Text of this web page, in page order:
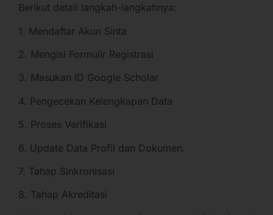
Berikut detail langkah-langkahnya:
1. Mendaftar Akun Sinta
2. Mengisi Formulir Registrasi
3. Masukan ID Google Scholar
4. Pengecekan Kelengkapan Data
5. Proses Verifikasi
6. Update Data Profil dan Dokumen.
7. Tahap Sinkronisasi
8. Tahap Akreditasi